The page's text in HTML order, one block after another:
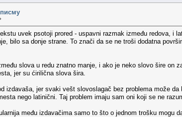
uvek psotoji prored - uspavni razmak između redova, i
bilo sa donje strane. To znači da se ne troši dodatna
slova u redu znatno manje, i ako je neko slovo šire on
jer su ćirilična slova šira.
izdavaša, jer svaki vešt slovoslagač bez problema može
nego latinični. Taj problem imaju sam oni koji se ne
među izdavačima samo to što o jednom trošku mogu